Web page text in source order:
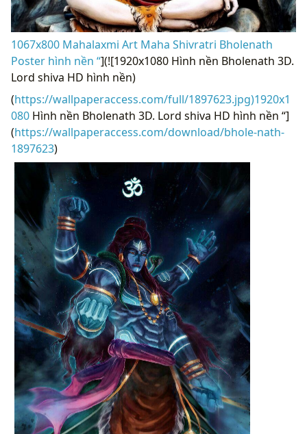
1067x800 Mahalaxmi Art Maha Shivratri Bholenath
Poster hình nền “](![1920x1080 Hình nền Bholenath 3D.
Lord shiva HD hình nền)
(https://wallpaperaccess.com/full/1897623.jpg)1920x1
080 Hình nền Bholenath 3D. Lord shiva HD hình nền “]
(https://wallpaperaccess.com/download/bhole-nath-
1897623)